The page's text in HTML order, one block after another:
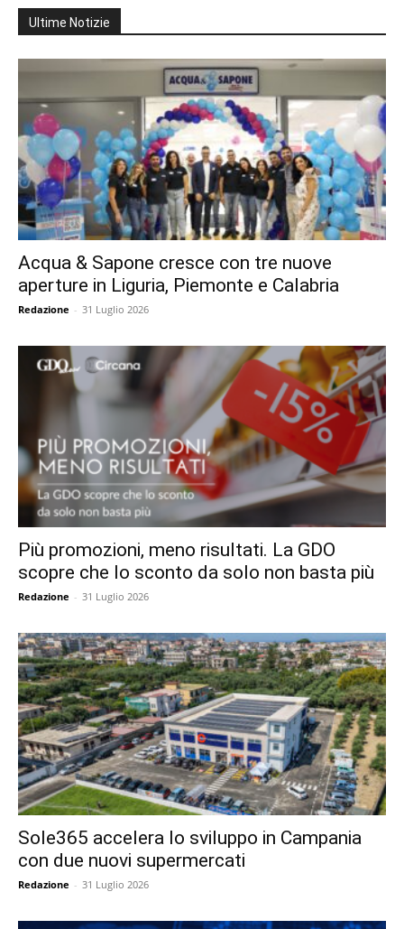
Ultime Notizie
Acqua & Sapone cresce con tre nuove
aperture in Liguria, Piemonte e Calabria
Redazione - 31 Luglio 2026
Più promozioni, meno risultati. La GDO
scopre che lo sconto da solo non basta più
Redazione - 31 Luglio 2026
Sole365 accelera lo sviluppo in Campania
con due nuovi supermercati
Redazione - 31 Luglio 2026